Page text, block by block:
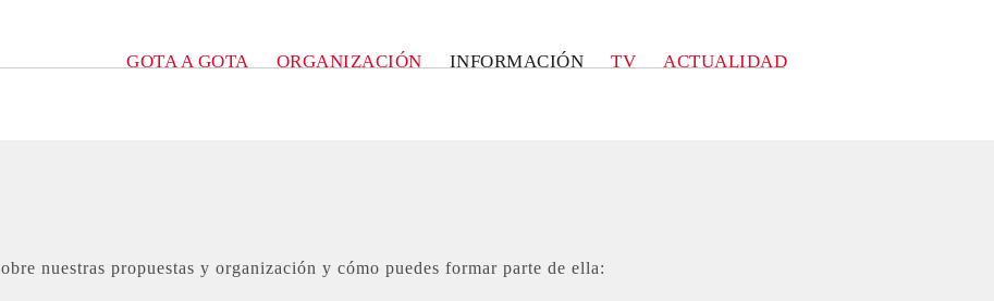
GOTA A GOTA ORGANIZACIÓN INFORMACIÓN TV
ACTUALIDAD
nuestras propuestas y organización y cómo puedes formar parte de ella: